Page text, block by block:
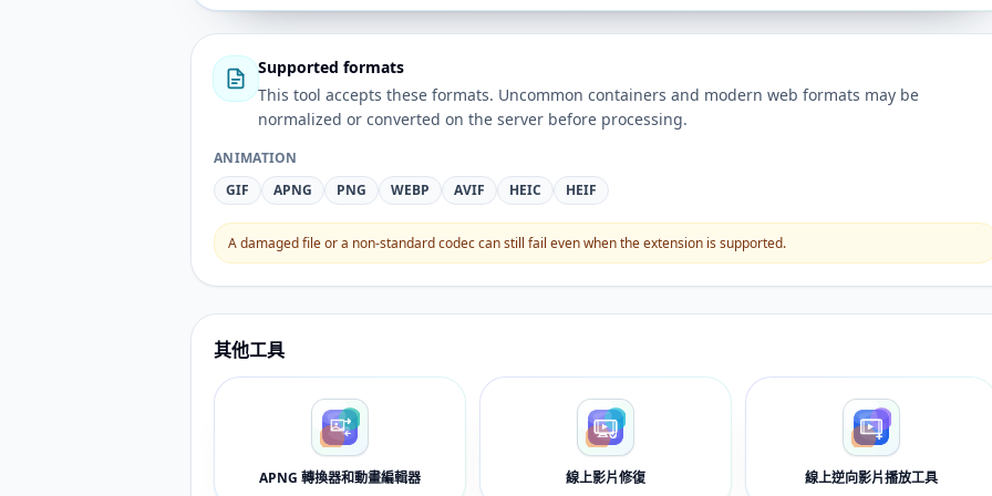
Supported formats
This tool accepts these formats. Uncommon containers and modern web formats may be
normalized or converted on the server before processing.
ANIMATION
GIF
APNG PNG WEBP AVIF HEIC HEIF
A damaged file or a non-standard codec can still fail even when the extension is supported.
其他工具
APNG 轉換器和動畫編輯器 線上影片修復 線上逆向影片播放工具